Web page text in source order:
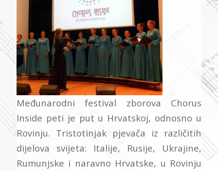
Međunarodni festival zborova Chorus
Inside peti je put u Hrvatskoj, odnosno u
Rovinju. Tristotinjak pjevača iz različitih
dijelova svijeta: Italije, Rusije, Ukrajine,
Rumunjske i naravno Hrvatske, u Rovinju